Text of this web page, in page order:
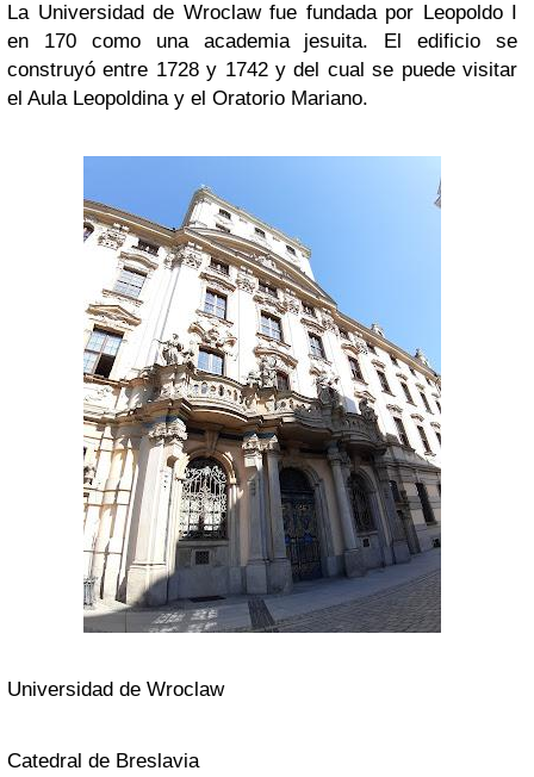
La Universidad de Wroclaw fue fundada por Leopoldo I
en 170 como una academia jesuita. El edificio se
construyó entre 1728 y 1742 y del cual se puede visitar
el Aula Leopoldina y el Oratorio Mariano.
Universidad de Wroclaw
Catedral de Breslavia